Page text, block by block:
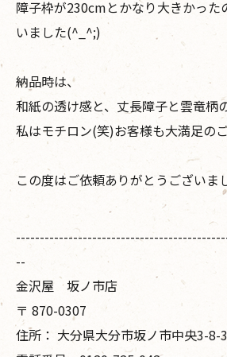
障子枠が230cmとかなり大きかった
いました(^_^;)
納品時は、
和紙の透け感と、丈長障子と雲竜柄
私はモチロン(笑)お客様も大満足の
この度はご依頼ありがとうございま
--
金沢屋 坂ノ市店
〒 870-0307
住所： 大分県大分市坂ノ市中央3-8-